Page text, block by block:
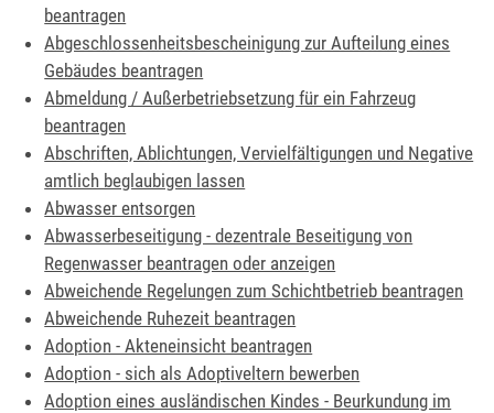
beantragen
Abgeschlossenheitsbescheinigung zur Aufteilung eines
Gebäudes beantragen
Abmeldung / Außerbetriebsetzung für ein Fahrzeug
beantragen
Abschriften, Ablichtungen, Vervielfältigungen und Negative
amtlich beglaubigen lassen
Abwasser entsorgen
Abwasserbeseitigung - dezentrale Beseitigung von
Regenwasser beantragen oder anzeigen
Abweichende Regelungen zum Schichtbetrieb beantragen
Abweichende Ruhezeit beantragen
Adoption - Akteneinsicht beantragen
Adoption - sich als Adoptiveltern bewerben
Adoption eines ausländischen Kindes - Beurkundung im